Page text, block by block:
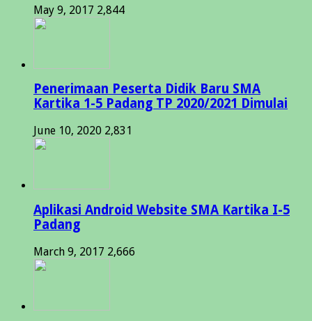
May 9, 2017 2,844
Penerimaan Peserta Didik Baru SMA
Kartika 1-5 Padang TP 2020/2021 Dimulai
June 10, 2020 2,831
Aplikasi Android Website SMA Kartika I-5
Padang
March 9, 2017 2,666